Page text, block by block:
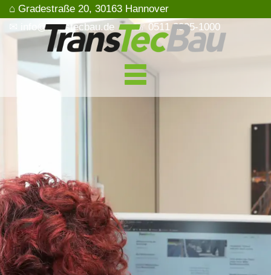
⌂ Gradestraße 20, 30163 Hannover
✉ info@transtecbau.de
☏ 0511 3995-1000